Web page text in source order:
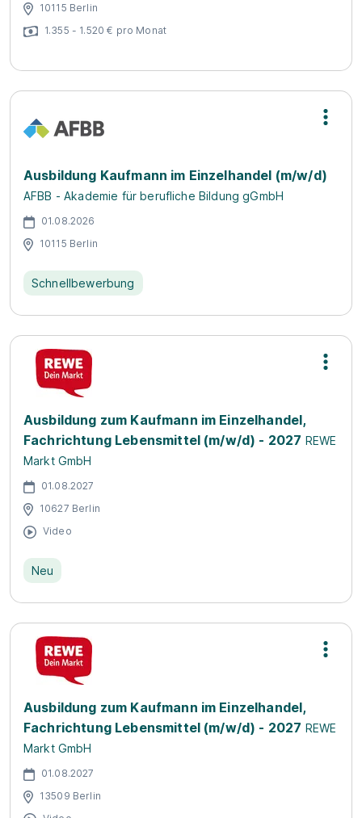
10115 Berlin
1.355 - 1.520 € pro Monat
Ausbildung Kaufmann im Einzelhandel (m/w/d)
AFBB - Akademie für berufliche Bildung gGmbH
01.08.2026
10115 Berlin
Schnellbewerbung
Ausbildung zum Kaufmann im Einzelhandel,
Fachrichtung Lebensmittel (m/w/d) - 2027 REWE
Markt GmbH
01.08.2027
10627 Berlin
Video
Neu
Ausbildung zum Kaufmann im Einzelhandel,
Fachrichtung Lebensmittel (m/w/d) - 2027 REWE
Markt GmbH
01.08.2027
13509 Berlin